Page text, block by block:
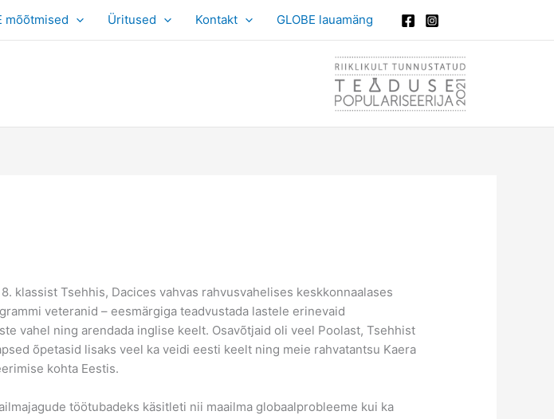
mõõtmised Üritused Kontakt GLOBE lauamäng
klassist Tsehhis, Dacices vahvas rahvusvahelises keskkonnaalases
veteranid – eesmärgiga teadvustada lastele erinevaid
vahel ning arendada inglise keelt. Osavõtjaid oli veel Poolast, Tsehhist
õpetasid lisaks veel ka veidi eesti keelt ning meie rahvatantsu Kaera
kohta Eestis.
töötubadeks käsitleti nii maailma globaalprobleeme kui ka